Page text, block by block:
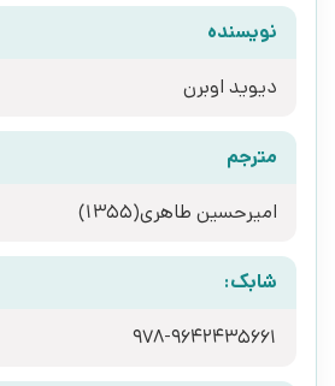
نویسنده
دیوید اوبرن
مترجم
امیرحسین طاهری(1355)
شابک:
978-9642435661